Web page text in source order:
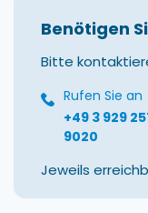
Benötigen
Bitte
Rufen Sie an
+49 3 929
9020
Jeweils